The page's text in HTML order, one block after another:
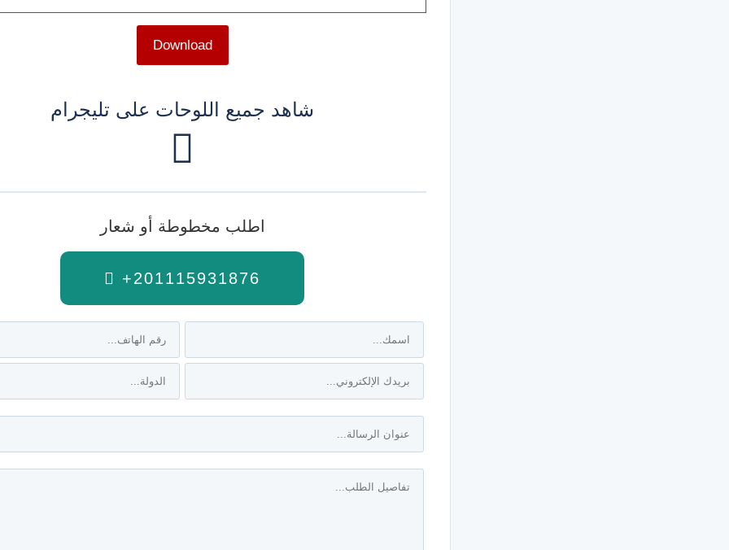
Download
شاهد جميع اللوحات على تليجرام
اطلب مخطوطة أو شعار
+201115931876